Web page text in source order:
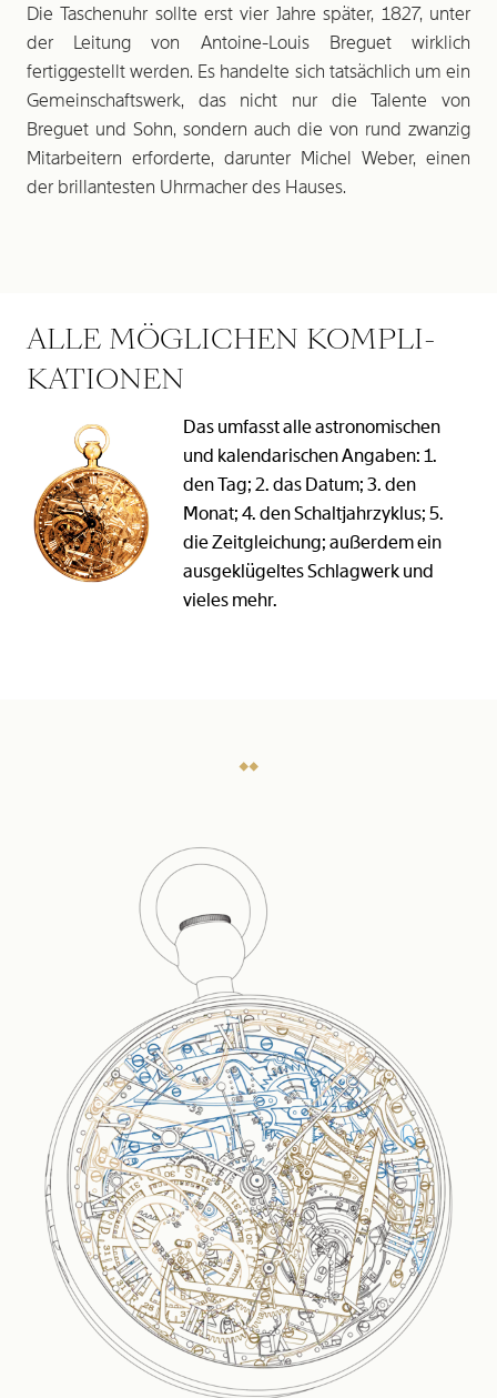
Die Taschenuhr sollte erst vier Jahre später, 1827, unter
der Leitung von Antoine-Louis Breguet wirklich
fertiggestellt werden. Es handelte sich tatsächlich um ein
Gemeinschaftswerk, das nicht nur die Talente von
Breguet und Sohn, sondern auch die von rund zwanzig
Mitarbeitern erforderte, darunter Michel Weber, einen
der brillantesten Uhrmacher des Hauses.
ALLE MÖGLICHEN KOMPLI­­-
KA­TIONEN
Das umfasst alle astronomischen
und kalendarischen Angaben: 1.
den Tag; 2. das Datum; 3. den
Monat; 4. den Schaltjahr­zyklus; 5.
die Zeitgleichung; außerdem ein
ausgeklügeltes Schlagwerk und
vieles mehr.